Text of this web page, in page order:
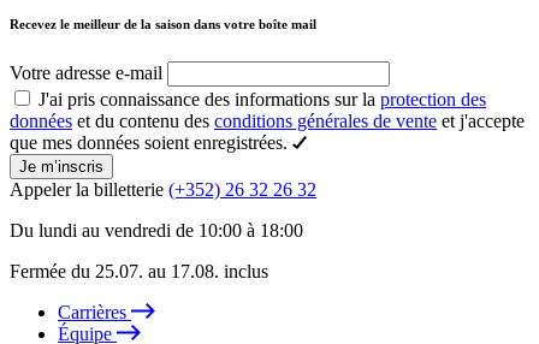
Recevez le meilleur de la saison dans votre boîte mail
Votre adresse e-mail
J'ai pris connaissance des informations sur la protection des
données et du contenu des conditions générales de vente et j'accepte
que mes données soient enregistrées.
Je m’inscris
Appeler la billetterie (+352) 26 32 26 32
Du lundi au vendredi de 10:00 à 18:00
Fermée du 25.07. au 17.08. inclus
Carrières
Équipe